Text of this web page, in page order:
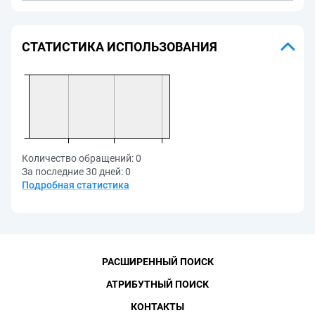
СТАТИСТИКА ИСПОЛЬЗОВАНИЯ
Количество обращений:0
За последние 30 дней:0
Подробная статистика
РАСШИРЕННЫЙ ПОИСК
АТРИБУТНЫЙ ПОИСК
КОНТАКТЫ